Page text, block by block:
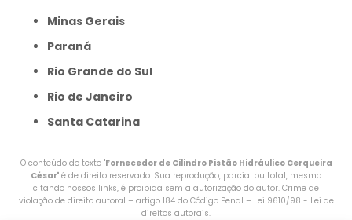
Minas Gerais
Paraná
Rio Grande do Sul
Rio de Janeiro
Santa Catarina
O conteúdo do texto "Fornecedor de Cilindro Pistão Hidráulico Cerqueira
César" é de direito reservado. Sua reprodução, parcial ou total, mesmo
citando nossos links, é proibida sem a autorização do autor. Crime de
violação de direito autoral – artigo 184 do Código Penal – Lei 9610/98 - Lei de
direitos autorais.